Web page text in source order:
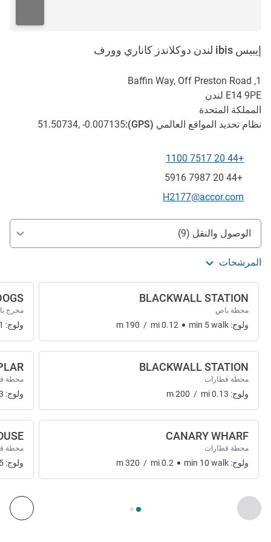
إيبيس ibis لندن دوكلاندز كاناري وورف
1, Baffin Way, Off Preston Road
E14 9PE لندن
المملكة المتحدة
نظام تحديد المواقع العالمي (GPS
):
51.50734, -0.007135
الهاتف
+44 20 7517 1100
فاكس
+44 20 7987 5916
تواصل معنا عبر البريد الإلكتروني
H2177@accor.com
الوصول والتنقل
الوصول والنقل (9)
المرشحات
السابق - الوصول والنقلالصفحة
BLACKWALL STATION
محطة باص
ولوج: m 190 / mi0.12 min 5walk
BLACKWALL STATION
محطة قطارات
ولوج: m200 / mi0.13
CANARY WHARF
محطة قطارات
ولوج: m320 / mi0.2 min 10 walk
مخرج
ولوج:
محطة
ولوج:
محطة
ولوج: